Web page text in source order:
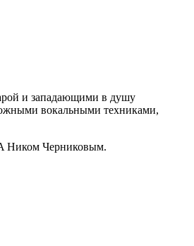
и западающими в душу
вокальными техниками,
Ником Черниковым.